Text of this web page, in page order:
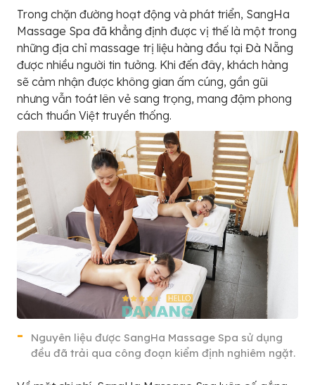
Trong chặn đường hoạt động và phát triển, SangHa
Massage Spa đã khẳng định được vị thế là một trong
những địa chỉ massage trị liệu hàng đầu tại Đà Nẵng
được nhiều người tin tưởng. Khi đến đây, khách hàng
sẽ cảm nhận được không gian ấm cúng, gần gũi
nhưng vẫn toát lên vẻ sang trọng, mang đậm phong
cách thuần Việt truyền thống.
Nguyên liệu được SangHa Massage Spa sử dụng
đều đã trải qua công đoạn kiểm định nghiêm ngặt.